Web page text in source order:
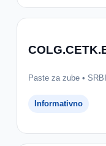
Paste za zube •
Informativno